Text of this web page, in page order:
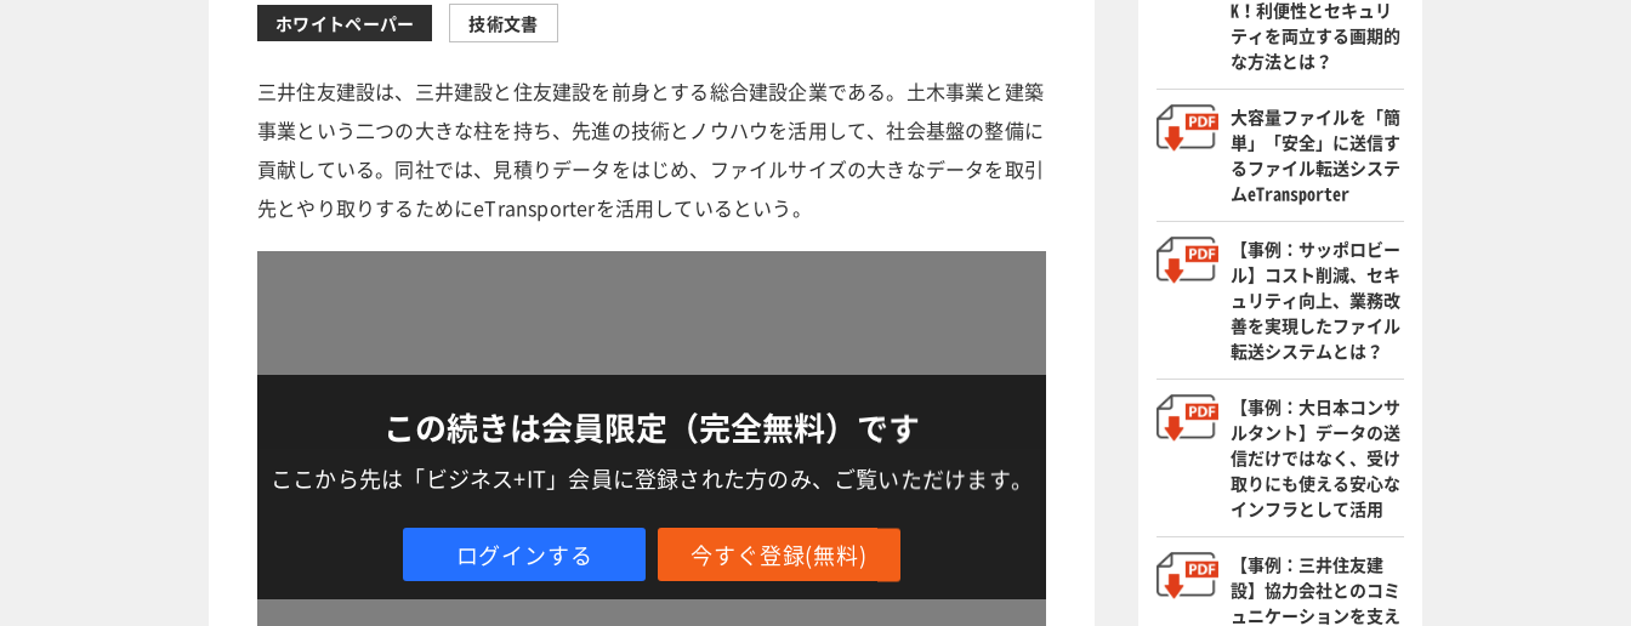
ホワイトペーパー 技術文書
三井住友建設は、三井建設と住友建設を前身とする総合建設企業である。土木事業と建築
事業という二つの大きな柱を持ち、先進の技術とノウハウを活用して、社会基盤の整備に
貢献している。同社では、見積りデータをはじめ、ファイルサイズの大きなデータを取引
先とやり取りするためにeTransporterを活用しているという。
この続きは会員限定（完全無料）です
ここから先は「ビジネス+IT」会員に登録された方のみ、ご覧いただけます。
ログインする 今すぐ登録(無料)
K！利便性とセキュリ
ティを両立する画期的
な方法とは？
大容量ファイルを「簡
単」「安全」に送信す
るファイル転送システ
ムeTransporter
【事例：サッポロビー
ル】コスト削減、セキ
ュリティ向上、業務改
善を実現したファイル
転送システムとは？
【事例：大日本コンサ
ルタント】データの送
信だけではなく、受け
取りにも使える安心な
インフラとして活用
【事例：三井住友建
設】協力会社とのコミ
ュニケーションを支え